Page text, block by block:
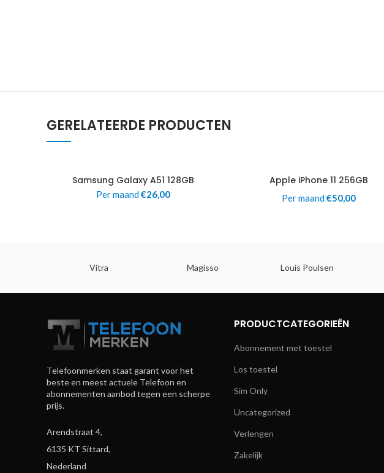
GERELATEERDE PRODUCTEN
Samsung Galaxy A51 128GB
Per maand€26,00
Apple iPhone 11 256GB
Per maand€50,00
Vitra Magisso Louis Poulsen
Telefoonmerken staat garant voor het
beste en meest actuele Telefoon en
abonnementen aanbod tegen een scherpe
prijs.
Arendstraat 4,
6135 KT Sittard,
Nederland
PRODUCTCATEGORIEËN
Abonnement met toestel
Los toestel
Sim Only
Uncategorized
Verlengen
Zakelijk